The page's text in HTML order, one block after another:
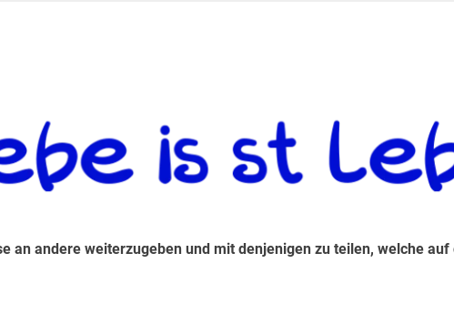
an andere weiterzugeben und mit denjenigen zu teilen, welche